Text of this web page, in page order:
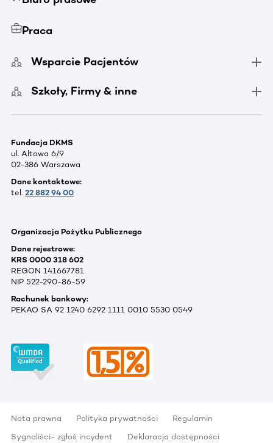
Praca
Wsparcie Pacjentów
Szkoły, Firmy & inne
Fundacja DKMS
ul. Altowa 6/9
02-386 Warszawa
Dane kontaktowe:
tel. 22 882 94 00
Organizacja Pożytku Publicznego
Dane rejestrowe:
KRS 0000 318 602
REGON 141667781
NIP 522-290-86-59
Rachunek bankowy:
PEKAO SA 92 1240 6292 1111 0010 5530 0549
Nota prawna Polityka prywatności
Regulamin
Sygnaliści- zgłoś incydent
Deklaracja dostępności